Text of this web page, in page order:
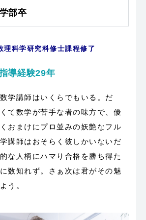
部卒
理科学研究科修士課程修了
導経験29年
学講師はいくらでもいる。だ
て数学が苦手な者の味方で、優
おまけにプロ並みの妖艶なフル
講師はおそらく彼しかいないだ
な人柄にハマり合格を勝ち得た
数知れず。さぁ次は君がその魅
う。